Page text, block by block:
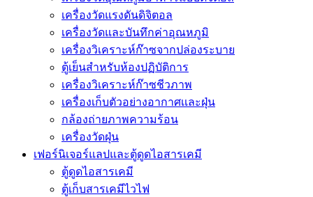
เครื่องวัดแรงดันดิจิตอล
เครื่องวัดและบันทึกค่าอุณหภูมิ
เครื่องวิเคราะห์ก๊าซจากปล่องระบาย
ตู้เย็นสำหรับห้องปฏิบัติการ
เครื่องวิเคราะห์ก๊าซชีวภาพ
เครื่องเก็บตัวอย่างอากาศเเละฝุ่น
กล้องถ่ายภาพความร้อน
เครื่องวัดฝุ่น
เฟอร์นิเจอร์แลปและตู้ดูดไอสารเคมี
ตู้ดูดไอสารเคมี
ตู้เก็บสารเคมีไวไฟ